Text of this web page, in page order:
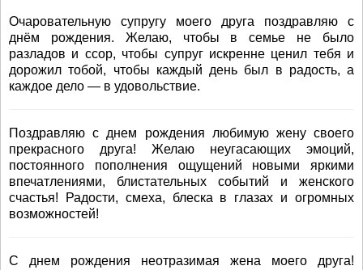
Очаровательную супругу моего друга поздравляю с
днём рождения. Желаю, чтобы в семье не было
разладов и ссор, чтобы супруг искренне ценил тебя и
дорожил тобой, чтобы каждый день был в радость, а
каждое дело — в удовольствие.
Поздравляю с днем рождения любимую жену своего
прекрасного друга! Желаю неугасающих эмоций,
постоянного пополнения ощущений новыми яркими
впечатлениями, блистательных событий и женского
счастья! Радости, смеха, блеска в глазах и огромных
возможностей!
С днем рождения неотразимая жена моего друга!